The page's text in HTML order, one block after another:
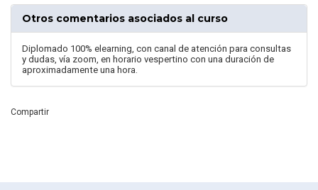
Otros comentarios asociados al curso
Diplomado 100% elearning, con canal de atención para consultas
y dudas, vía zoom, en horario vespertino con una duración de
aproximadamente una hora.
Compartir